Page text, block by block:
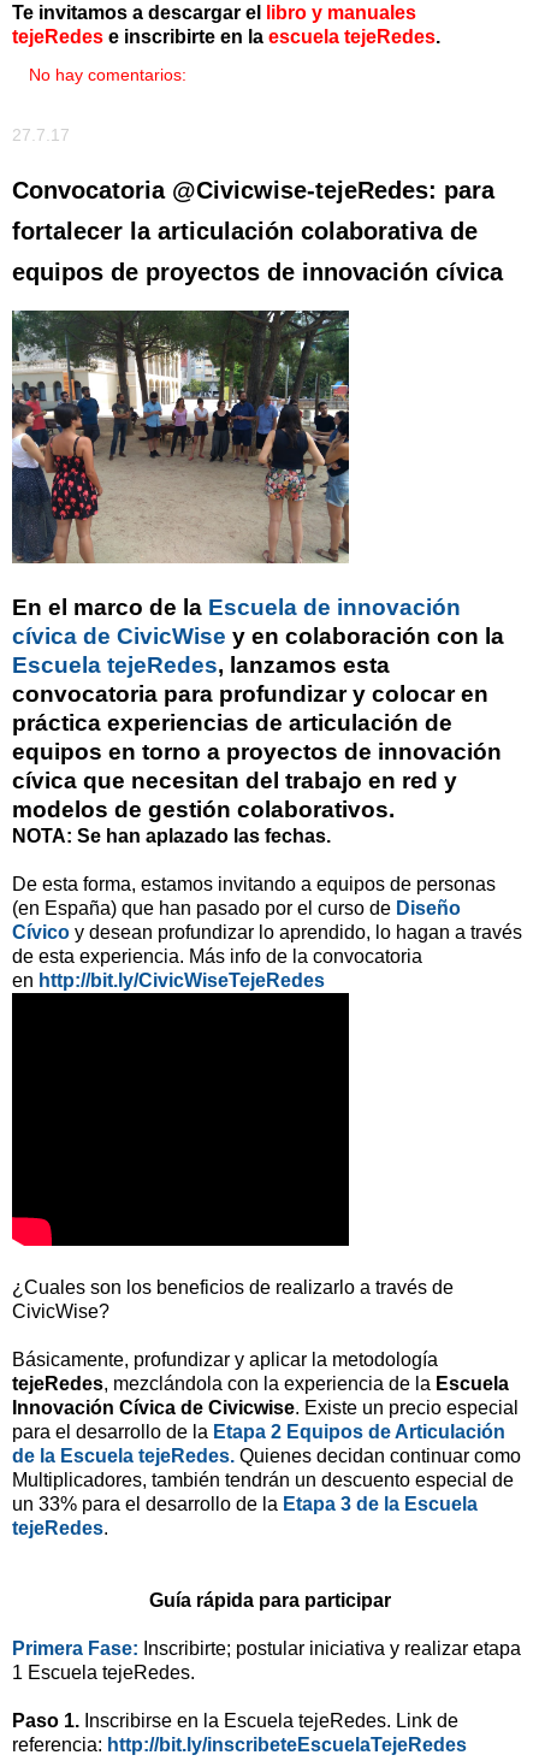
Te invitamos a descargar el
libro y manuales
tejeRedes e inscribirte en la escuela tejeRedes.
No hay comentarios:
27.7.17
Convocatoria @Civicwise-tejeRedes: para
fortalecer la articulación colaborativa de
equipos de proyectos de innovación cívica
En el marco de la Escuela de innovación
cívica de CivicWise y en colaboración con la
Escuela tejeRedes, lanzamos esta
convocatoria para profundizar y colocar en
práctica experiencias de articulación de
equipos en torno a proyectos de innovación
cívica que necesitan del trabajo en red y
modelos de gestión colaborativos.
NOTA: Se han aplazado las fechas.
De esta forma, estamos invitando a equipos de personas
(en España) que han pasado por el curso de Diseño
Cívico y desean profundizar lo aprendido, lo hagan a través
de esta experiencia. Más info de la convocatoria
en http://bit.ly/CivicWiseTejeRedes
¿Cuales son los beneficios de realizarlo a través de
CivicWise?
Básicamente, profundizar y aplicar la metodología
tejeRedes, mezclándola con la experiencia de la Escuela
Innovación Cívica de Civicwise. Existe un precio especial
para el desarrollo de la Etapa 2 Equipos de Articulación
de la Escuela tejeRedes. Quienes decidan continuar como
Multiplicadores, también tendrán un descuento especial de
un 33% para el desarrollo de la Etapa 3 de la Escuela
tejeRedes.
Guía rápida para participar
Primera Fase: Inscribirte; postular iniciativa y realizar etapa
1 Escuela tejeRedes.
Paso 1. Inscribirse en la Escuela tejeRedes. Link de
referencia: http://bit.ly/inscribeteEscuelaTejeRedes